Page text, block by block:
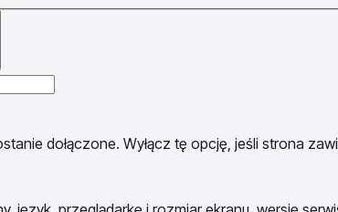
dołączone. Wyłącz tę opcję, jeśli strona